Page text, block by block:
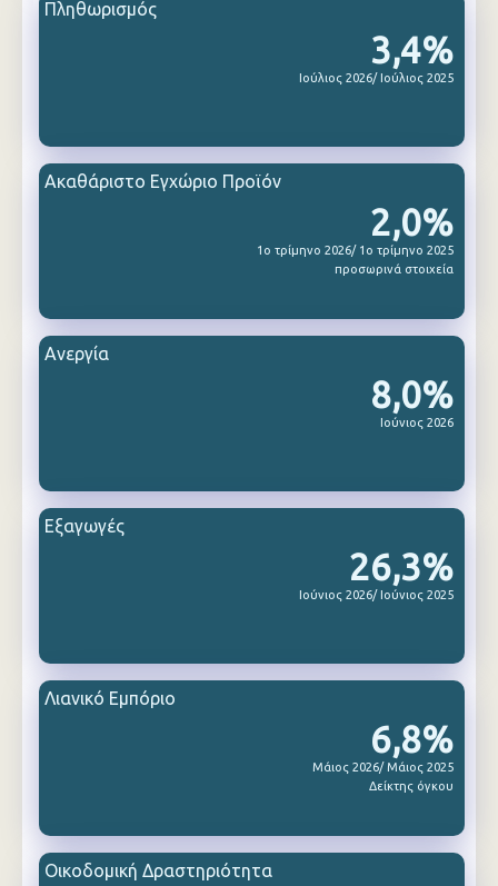
3,4%
Ιούλιος 2026/ Ιούλιος 2025
Πληθωρισμός
2,0%
1ο τρίμηνο 2026/ 1ο τρίμηνο 2025
προσωρινά στοιχεία
Ακαθάριστο Εγχώριο Προϊόν
8,0%
Ιούνιος 2026
Ανεργία
26,3%
Ιούνιος 2026/ Ιούνιος 2025
Εξαγωγές
6,8%
Μάιος 2026/ Μάιος 2025
Δείκτης όγκου
Λιανικό Εμπόριο
Οικοδομική Δραστηριότητα